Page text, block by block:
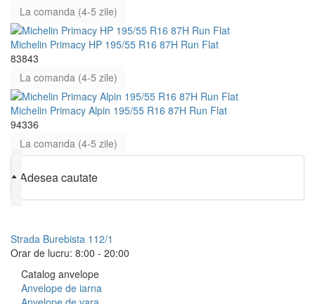
La comanda (4-5 zile)
Michelin Primacy HP 195/55 R16 87H Run Flat
83843
La comanda (4-5 zile)
Michelin Primacy Alpin 195/55 R16 87H Run Flat
94336
La comanda (4-5 zile)
♦ Adesea cautate
Strada Burebista 112/1
Orar de lucru: 8:00 - 20:00
Catalog anvelope
Anvelope de iarna